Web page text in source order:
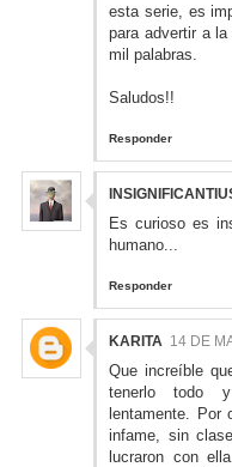
esta serie, es
para advertir a
mil palabras.
Saludos!!
Responder
Es curioso es
humano...
Responder
KARITA 14 DE
Que increíble
tenerlo todo
lentamente. Por
infame, sin
lucraron con